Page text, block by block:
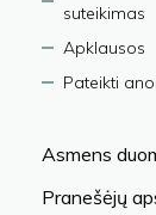
suteikimas
Apklausos
Pateikti
Asmens
Pranešėjų